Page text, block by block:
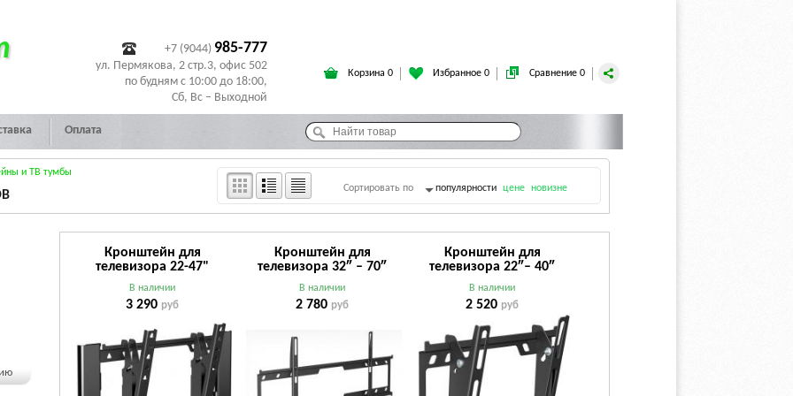
+7 (9044) 985-777
ул. Пермякова, 2 стр.3, офис 502
по будням с 10:00 до 18:00,
Сб, Вс – Выходной
Корзина 0 Избранное 0 Сравнение 0
Оплата
Сортировать по популярности цене новизне
и ТВ тумбы
Кронштейн для
телевизора 22-47"
HOLDER LCD-T3929-B
(VESA 100×100, 200×100,
200×200, 200×300,
черный
В наличии
3 290 руб
Кронштейн для
телевизора 32″ – 70″
HOLDER LCD-F6618-B (
Vesa 200х200, 200х300,
300х200, 300x300,
600х400 мм) черный
В наличии
2 780 руб
Кронштейн для
телевизора 22″– 40″
Holder LCD-T2627-B (VESA
75х75, 100х100, 100х150,
150х100, 200х100,
200х200 мм) черный
В наличии
2 520 руб